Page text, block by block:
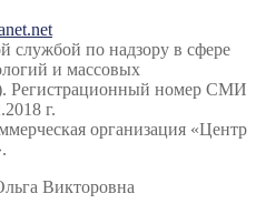
службой по надзору в сфере
и массовых
Регистрационный номер СМИ
г.
организация «Центр
Викторовна